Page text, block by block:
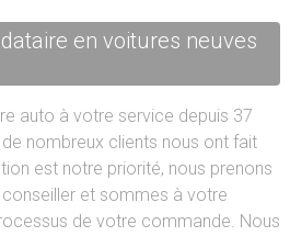
en voitures neuves
auto à votre service depuis 37
nombreux clients nous ont fait
est notre priorité, nous prenons
et sommes à votre
de votre commande. Nous